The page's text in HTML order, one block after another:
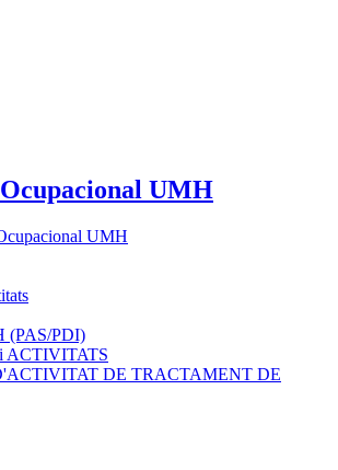
UMH
UMH
(PAS/PDI)
ACTIVITATS
DE TRACTAMENT DE